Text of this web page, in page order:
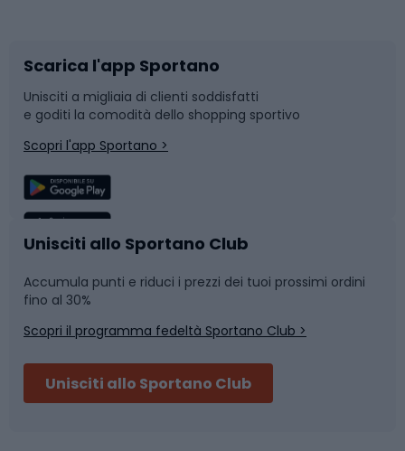
Bushcraft
Corsa
Sport di squadra
Caschi da ciclismo
Skitouring
Slitte e slittini
Snowboard
Camminata nordica
Nuoto
Pattinaggio
Scarica l'app Sportano
Unisciti a migliaia di clienti soddisfatti
e goditi la comodità dello shopping sportivo
Scopri l'app Sportano >
Unisciti allo Sportano Club
Accumula punti e riduci i prezzi dei tuoi prossimi ordini
fino al 30%
Scopri il programma fedeltà Sportano Club >
Unisciti allo Sportano Club